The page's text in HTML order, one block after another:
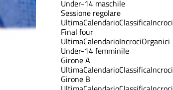
Under-14 maschile
Sessione regolare
UltimaCalendarioClassificaIncroci
Final four
UltimaCalendarioIncrociOrganici
Under-14 femminile
Girone A
UltimaCalendarioClassificaIncroci
Girone B